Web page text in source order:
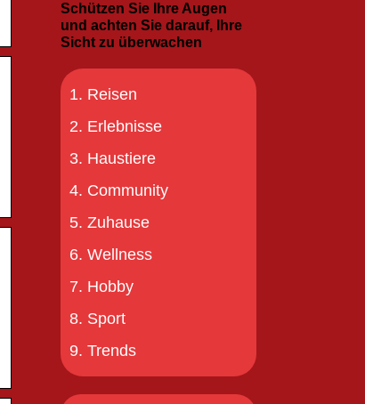
Schützen Sie Ihre Augen
und achten Sie darauf, Ihre
Sicht zu überwachen
Reisen
Erlebnisse
Haustiere
Community
Zuhause
Wellness
Hobby
Sport
Trends